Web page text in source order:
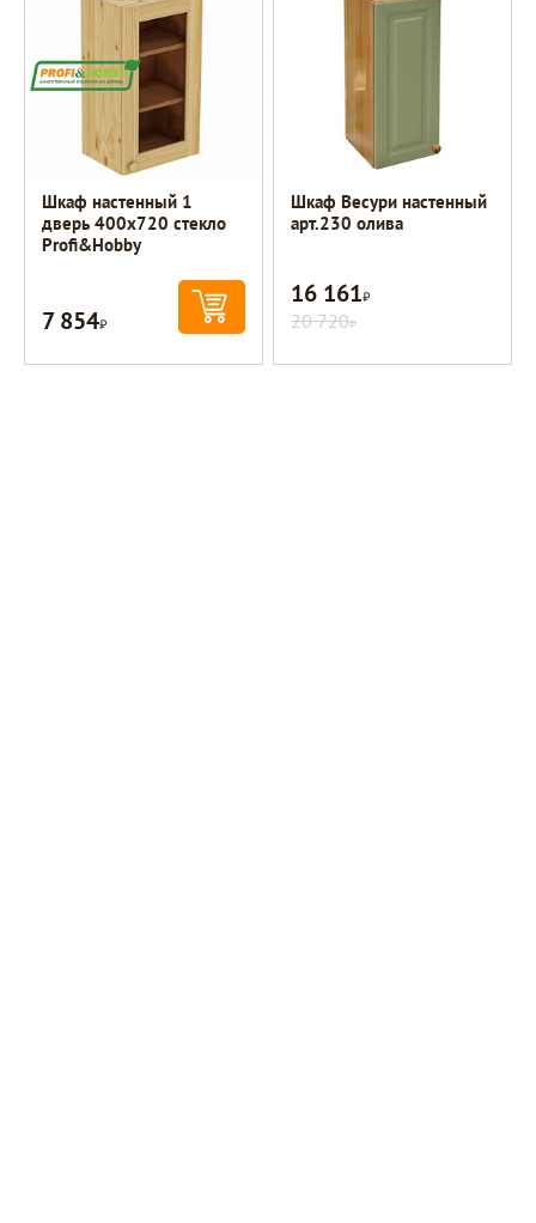
Шкаф настенный 1
дверь 400х720 стекло
Profi&Hobby
7 854Р
Шкаф Весури настенный
арт.230 олива
16 161Р
20 720Р